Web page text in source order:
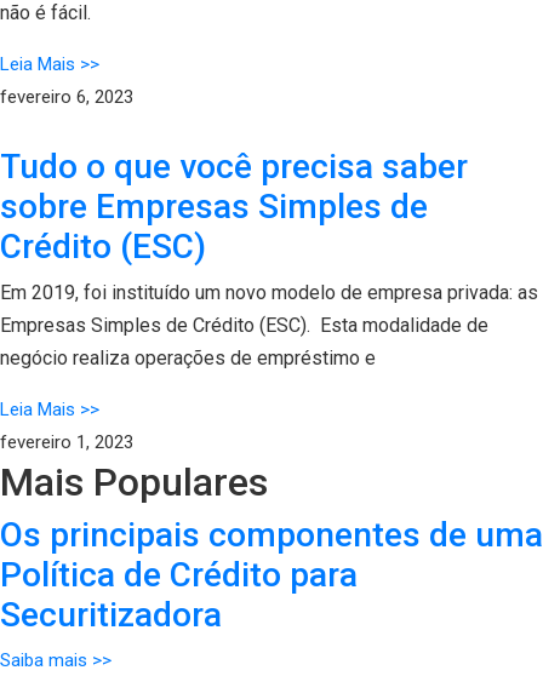
não é fácil.
Leia Mais >>
fevereiro 6, 2023
Tudo o que você precisa saber
sobre Empresas Simples de
Crédito (ESC)
Em 2019, foi instituído um novo modelo de empresa privada: as
Empresas Simples de Crédito (ESC). Esta modalidade de
negócio realiza operações de empréstimo e
Leia Mais >>
fevereiro 1, 2023
Mais Populares
Os principais componentes de uma
Política de Crédito para
Securitizadora
Saiba mais >>